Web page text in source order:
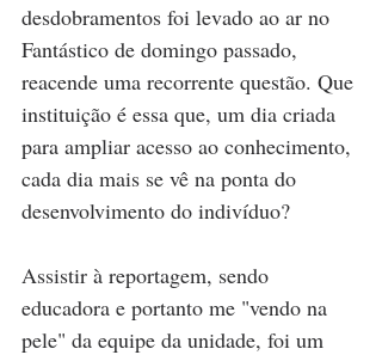
desdobramentos foi levado ao ar no
Fantástico de domingo passado,
reacende uma recorrente questão. Que
instituição é essa que, um dia criada
para ampliar acesso ao conhecimento,
cada dia mais se vê na ponta do
desenvolvimento do indivíduo?
Assistir à reportagem, sendo
educadora e portanto me "vendo na
pele" da equipe da unidade, foi um